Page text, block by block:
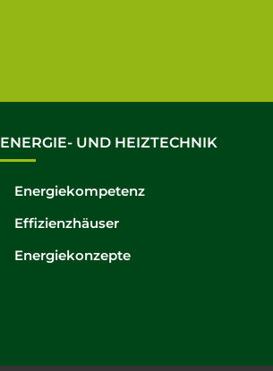
ENERGIE- UND HEIZTECHNIK
Energiekompetenz
Effizienzhäuser
Energiekonzepte